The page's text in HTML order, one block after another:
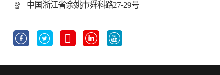
中国浙江省余姚市舜科路27-29号
    